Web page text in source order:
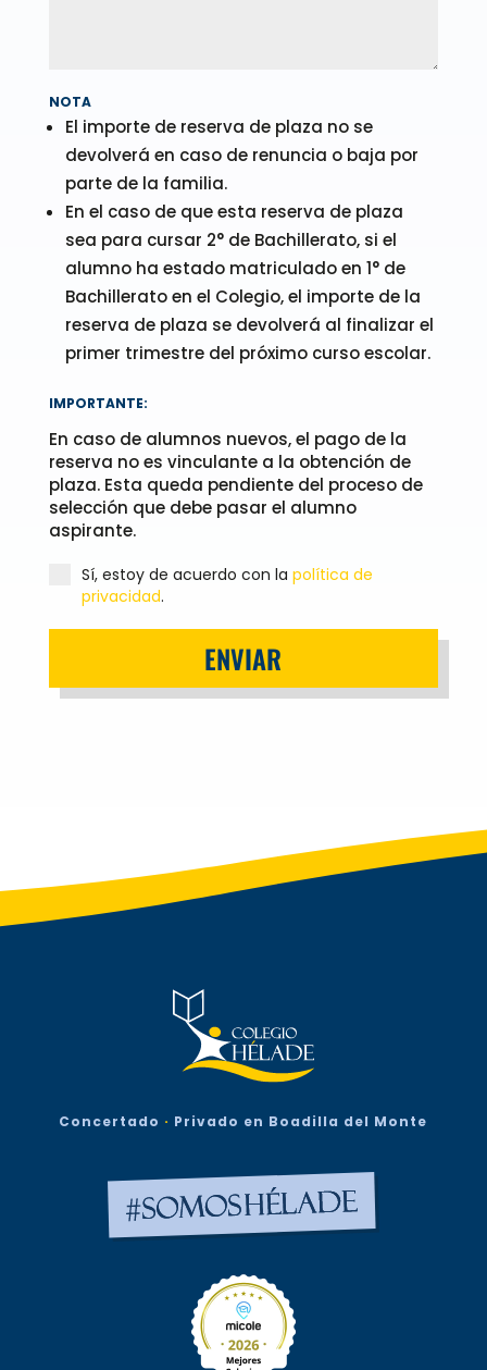
NOTA
El importe de reserva de plaza no se
devolverá en caso de renuncia o baja por
parte de la familia.
En el caso de que esta reserva de plaza
sea para cursar 2° de Bachillerato, si el
alumno ha estado matriculado en 1° de
Bachillerato en el Colegio, el importe de la
reserva de plaza se devolverá al finalizar el
primer trimestre del próximo curso escolar.
IMPORTANTE:
En caso de alumnos nuevos, el pago de la
reserva no es vinculante a la obtención de
plaza. Esta queda pendiente del proceso de
selección que debe pasar el alumno
aspirante.
Sí, estoy de acuerdo con la política de
privacidad.
ENVIAR
Concertado · Privado en Boadilla del Monte